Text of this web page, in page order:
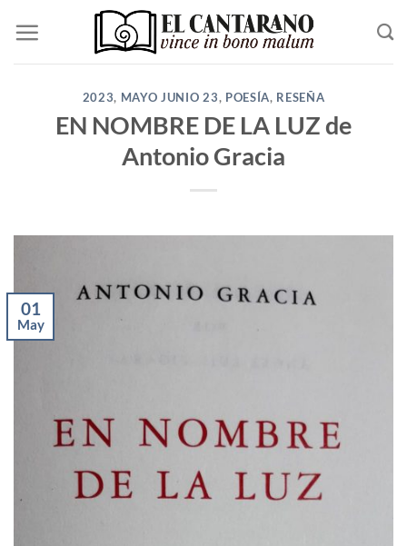
contenido
2023, MAYO JUNIO 23, POESÍA, RESEÑA
EN NOMBRE DE LA LUZ de
Antonio Gracia
01
May